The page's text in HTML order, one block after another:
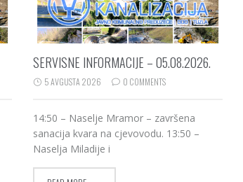
SERVISNE INFORMACIJE – 05.08.2026.
5 AVGUSTA 2026 0 COMMENTS
14:50 – Naselje Mramor – završena
sanacija kvara na cjevovodu. 13:50 –
Naselja Miladije i